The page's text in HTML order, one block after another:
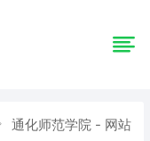
通化师范学院 - 网站